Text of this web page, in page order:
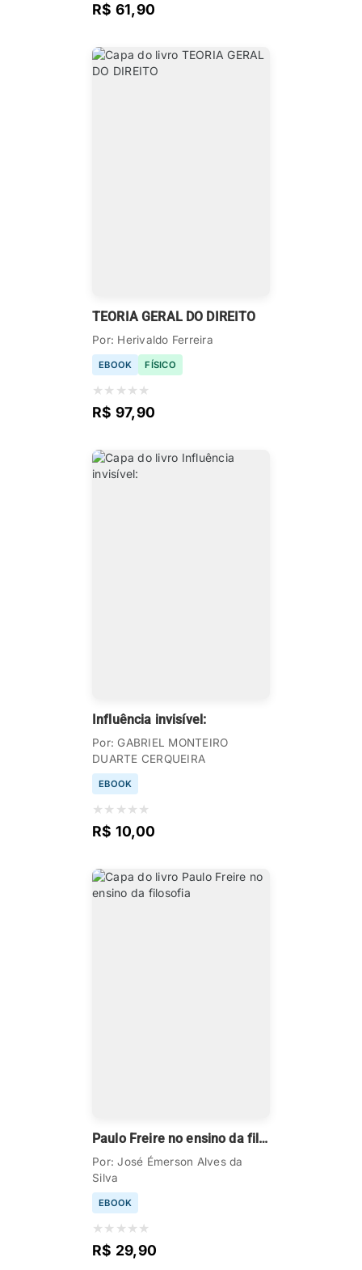
R$ 61,90
TEORIA GERAL DO DIREITO
Por: Herivaldo Ferreira
EBOOK FÍSICO
★ ★ ★ ★ ★
R$ 97,90
Influência invisível:
Por: GABRIEL MONTEIRO
DUARTE CERQUEIRA
EBOOK
★ ★ ★ ★ ★
R$ 10,00
Paulo Freire no ensino da filosofia
Por: José Émerson Alves da
Silva
EBOOK
★ ★ ★ ★ ★
R$ 29,90